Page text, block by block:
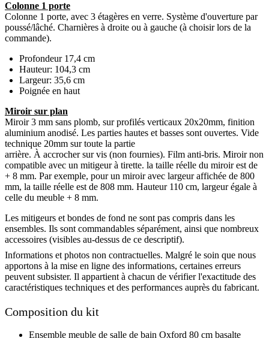
Colonne 1 porte
Colonne 1 porte, avec 3 étagères en verre. Système d'ouverture par
poussé/lâché. Charnières à droite ou à gauche (à choisir lors de la
commande).
Profondeur 17,4 cm
Hauteur: 104,3 cm
Largeur: 35,6 cm
Poignée en haut
Miroir sur plan
Miroir 3 mm sans plomb, sur profilés verticaux 20x20mm, finition
aluminium anodisé. Les parties hautes et basses sont ouvertes. Vide
technique 20mm sur toute la partie
arrière. À accrocher sur vis (non fournies). Film anti-bris. Miroir non
compatible avec un mitigeur à tirette. la taille réelle du miroir est de
+ 8 mm. Par exemple, pour un miroir avec largeur affichée de 800
mm, la taille réelle est de 808 mm. Hauteur 110 cm, largeur égale à
celle du meuble + 8 mm.
Les mitigeurs et bondes de fond ne sont pas compris dans les
ensembles. Ils sont commandables séparément, ainsi que nombreux
accessoires (visibles au-dessus de ce descriptif).
Informations et photos non contractuelles. Malgré le soin que nous
apportons à la mise en ligne des informations, certaines erreurs
peuvent subsister. Il appartient à chacun de vérifier l'exactitude des
caractéristiques techniques et des performances auprès du fabricant.
Composition du kit
Ensemble meuble de salle de bain Oxford 80 cm basalte